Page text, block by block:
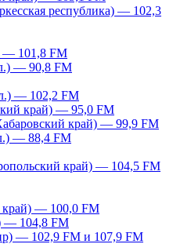
республика) — 102,3
— 101,8 FM
— 90,8 FM
— 102,2 FM
край) — 95,0 FM
край) — 99,9 FM
— 88,4 FM
край) — 104,5 FM
край) — 100,0 FM
— 104,8 FM
— 102,9 FM и 107,9 FM